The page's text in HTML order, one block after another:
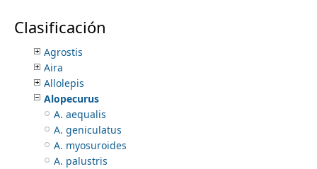
t
Clasificación
Aegopogon
Agropyron
Agrostis
Aira
Allolepis
Alopecurus
A. aequalis
A. geniculatus
A. myosuroides
A. palustris